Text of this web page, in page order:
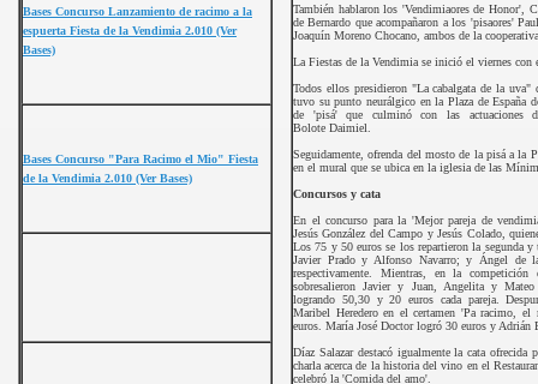
También hablaron los 'Vendimiaores de Honor',
de Bernardo que acompañaron a los 'pisaores'
Joaquín Moreno Chocano, ambos de la
La Fiestas de la Vendimia se inició el viernes con
Todos ellos presidieron "La cabalgata de la uva"
tuvo su punto neurálgico en la Plaza de España
de 'pisá' que culminó con las actuaciones
Bolote Daimiel.
Seguidamente, ofrenda del mosto de la pisá a la
en el mural que se ubica en la iglesia de las
Concursos y cata
En el concurso para la 'Mejor pareja de
Jesús González del Campo y Jesús Colado,
Los 75 y 50 euros se los repartieron la segunda y
Javier Prado y Alfonso Navarro; y Ángel de
respectivamente. Mientras, en la
sobresalieron Javier y Juan, Angelita y
logrando 50,30 y 20 euros cada pareja.
Maribel Heredero en el certamen 'Pa racimo,
euros. María José Doctor logró 30 euros y Adrián
Díaz Salazar destacó igualmente la cata ofrecida
charla acerca de la historia del vino en el
celebró la 'Comida del amo'.
Bases Concurso Lanzamiento de racimo a la
espuerta Fiesta de la Vendimia 2.010 (Ver
Bases)
Bases Concurso "Para Racimo el Mio" Fiesta
de la Vendimia 2.010 (Ver Bases)